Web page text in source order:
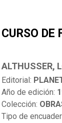
CURSO DE
ALTHUSSER,
Editorial:
Año de edición:
Colección:
Tipo de